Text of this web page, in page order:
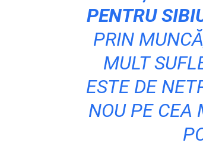
PENTRU
PRIN
MULT
ESTE DE
NOU PE CEA